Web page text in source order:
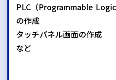
PLC（Programmable
の作成
タッチパネル画面の作成
など